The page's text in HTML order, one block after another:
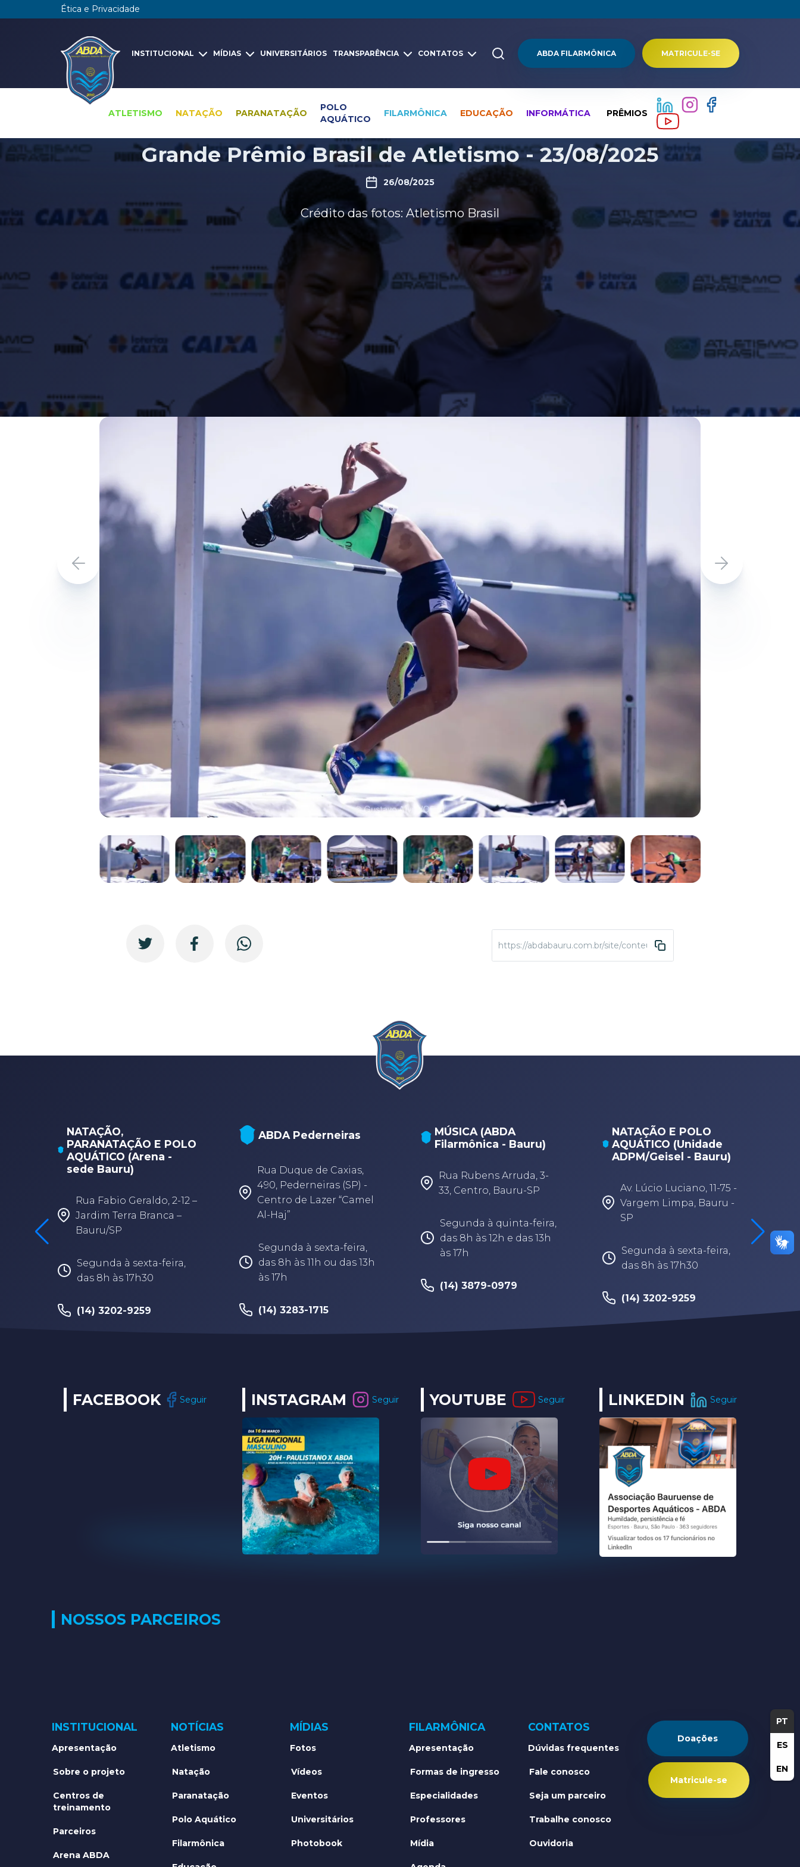
Ética e Privacidade
INSTITUCIONAL MÍDIAS UNIVERSITÁRIOS TRANSPARÊNCIA CONTATOS ABDA FILARMÔNICA MATRICULE-SE
ATLETISMO NATAÇÃO PARANATAÇÃO
POLO
AQUÁTICO
FILARMÔNICA EDUCAÇÃO INFORMÁTICA PRÊMIOS
PT
ES
EN
Pesquisa global Galerias Atletismo galeria
Grande Prêmio Brasil de Atletismo - 23/08/2025
26/08/2025
Crédito das fotos: Atletismo Brasil
https://abdabauru.com.br/site/conteudo/4179-grande-premio-brasil-de-
NATAÇÃO,
PARANATAÇÃO E POLO
AQUÁTICO (Arena -
sede Bauru)
Rua Fabio Geraldo, 2-12 –
Jardim Terra Branca –
Bauru/SP
Segunda à sexta-feira,
das 8h às 17h30
(14) 3202-9259
ABDA Pederneiras
Rua Duque de Caxias,
490, Pederneiras (SP) -
Centro de Lazer “Camel
Al-Haj”
Segunda à sexta-feira,
das 8h às 11h ou das 13h
às 17h
(14) 3283-1715
MÚSICA (ABDA
Filarmônica - Bauru)
Rua Rubens Arruda, 3-
33, Centro, Bauru-SP
Segunda à quinta-feira,
das 8h às 12h e das 13h
às 17h
(14) 3879-0979
NATAÇÃO E POLO
AQUÁTICO (Unidade
ADPM/Geisel - Bauru)
Av. Lúcio Luciano, 11-75 -
Vargem Limpa, Bauru -
SP
Segunda à sexta-feira,
das 8h às 17h30
(14) 3202-9259
FACEBOOK Seguir INSTAGRAM Seguir YOUTUBE Seguir LINKEDIN Seguir
NOSSOS PARCEIROS
INSTITUCIONAL
Apresentação
Sobre o projeto
Centros de
treinamento
Parceiros
Arena ABDA
NOTÍCIAS
Atletismo
Natação
Paranatação
Polo Aquático
Filarmônica
MÍDIAS
Fotos
Vídeos
Eventos
Universitários
Photobook
FILARMÔNICA
Apresentação
Formas de ingresso
Especialidades
Professores
Mídia
CONTATOS
Dúvidas frequentes
Fale conosco
Seja um parceiro
Trabalhe conosco
Ouvidoria
Doações
Matricule-se